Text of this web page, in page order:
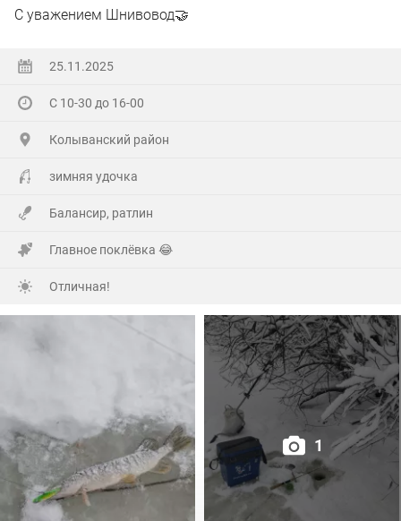
С уважением Шнивовод🤝
25.11.2025
С 10-30 до 16-00
Колыванский район
зимняя удочка
Балансир, ратлин
Главное поклёвка 😂
Отличная!
1